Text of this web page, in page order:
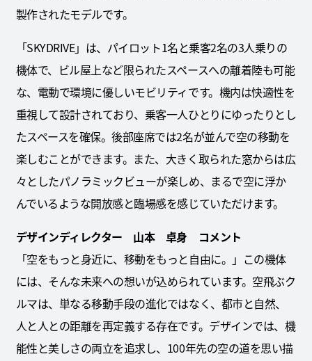
製作されたモデルです。
「SKYDRIVE」は、パイロット1名と乗客2名の3人乗りの
機体で、ビル屋上など限られたスペースへの離着陸も可能
な、電動で環境に優しいモビリティです。機内は快適性を
重視して設計されており、乗客一人ひとりにゆったりとし
たスペースを確保。後部座席では2名が並んで空の移動を
楽しむことができます。また、大きく取られた窓からは広
々としたパノラミックビューが楽しめ、まるで空に浮か
んでいるような開放感と臨場感を感じていただけます。
デザインディレクター 山本 卓身 コメント
「空をもっと身近に、移動をもっと自由に。」この機体
には、そんな未来への想いが込められています。空飛ぶク
ルマは、単なる移動手段の進化ではなく、都市と自然、
人と人との距離を再定義する存在です。デザインでは、機
能性と美しさの両立を追求し、100年先の空の道を思い描